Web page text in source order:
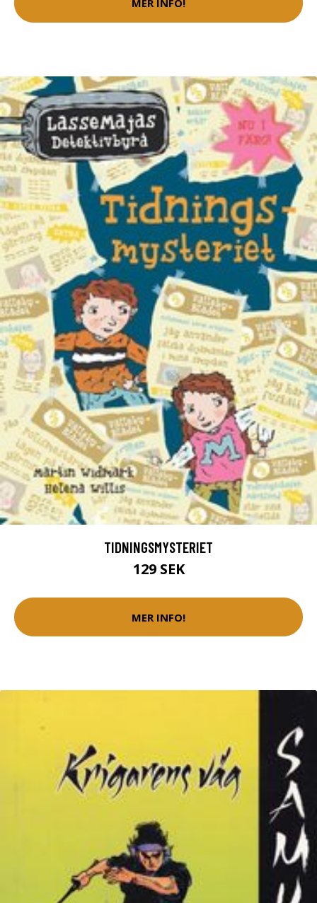
MER INFO!
TIDNINGSMYSTERIET
129 SEK
MER INFO!